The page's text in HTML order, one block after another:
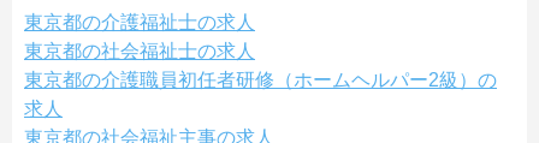
東京都の介護福祉士の求人
東京都の社会福祉士の求人
東京都の介護職員初任者研修（ホームヘルパー2級）の
求人
東京都の社会福祉主事の求人